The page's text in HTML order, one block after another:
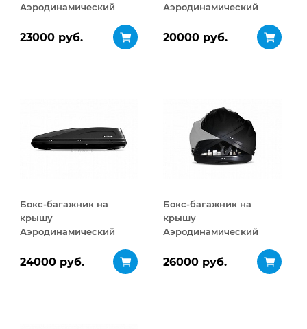
Аэродинамический
ДВУСТОРОННЕЕ
23000 руб.
Аэродинамический
ДВУСТОРОННЕЕ
20000 руб.
Бокс-багажник на
крышу
Аэродинамический
ДВУСТОРОННЕЕ
24000 руб.
Бокс-багажник на
крышу
Аэродинамический
ДВУСТОРОННЕЕ
26000 руб.